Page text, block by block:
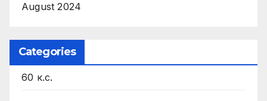
August 2024
Categories
60 к.с.